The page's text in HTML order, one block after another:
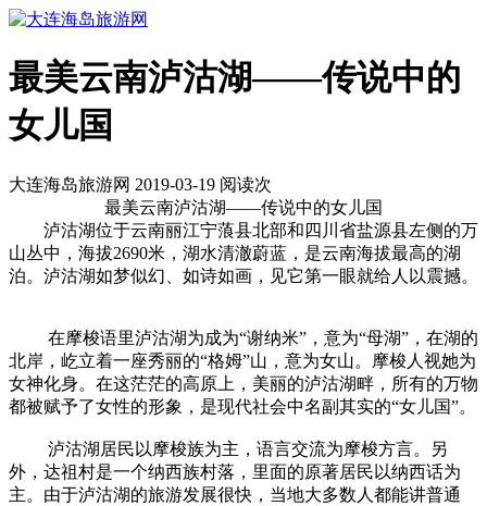
最美云南泸沽湖——传说中的
女儿国
大连海岛旅游网 2019-03-19 阅读次
最美云南泸沽湖——传说中的女儿国
泸沽湖位于云南丽江宁蒗县北部和四川省盐源县左侧的万
山丛中，海拔2690米，湖水清澈蔚蓝，是云南海拔最高的湖
泊。泸沽湖如梦似幻、如诗如画，见它第一眼就给人以震撼。
在摩梭语里泸沽湖为成为“谢纳米”，意为“母湖”，在湖的
北岸，屹立着一座秀丽的“格姆”山，意为女山。摩梭人视她为
女神化身。在这茫茫的高原上，美丽的泸沽湖畔，所有的万物
都被赋予了女性的形象，是现代社会中名副其实的“女儿国”。
泸沽湖居民以摩梭族为主，语言交流为摩梭方言。另
外，达祖村是一个纳西族村落，里面的原著居民以纳西话为
主。由于泸沽湖的旅游发展很快，当地大多数人都能讲普通